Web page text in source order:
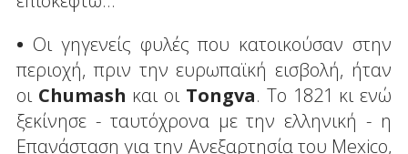
• Οι γηγενείς φυλές που κατοικούσαν στην
περιοχή, πριν την ευρωπαϊκή εισβολή, ήταν
οι Chumash και οι Tongva. Το 1821 κι ενώ
ξεκίνησε - ταυτόχρονα με την ελληνική - η
Επανάσταση για την Ανεξαρτησία του Mexico,